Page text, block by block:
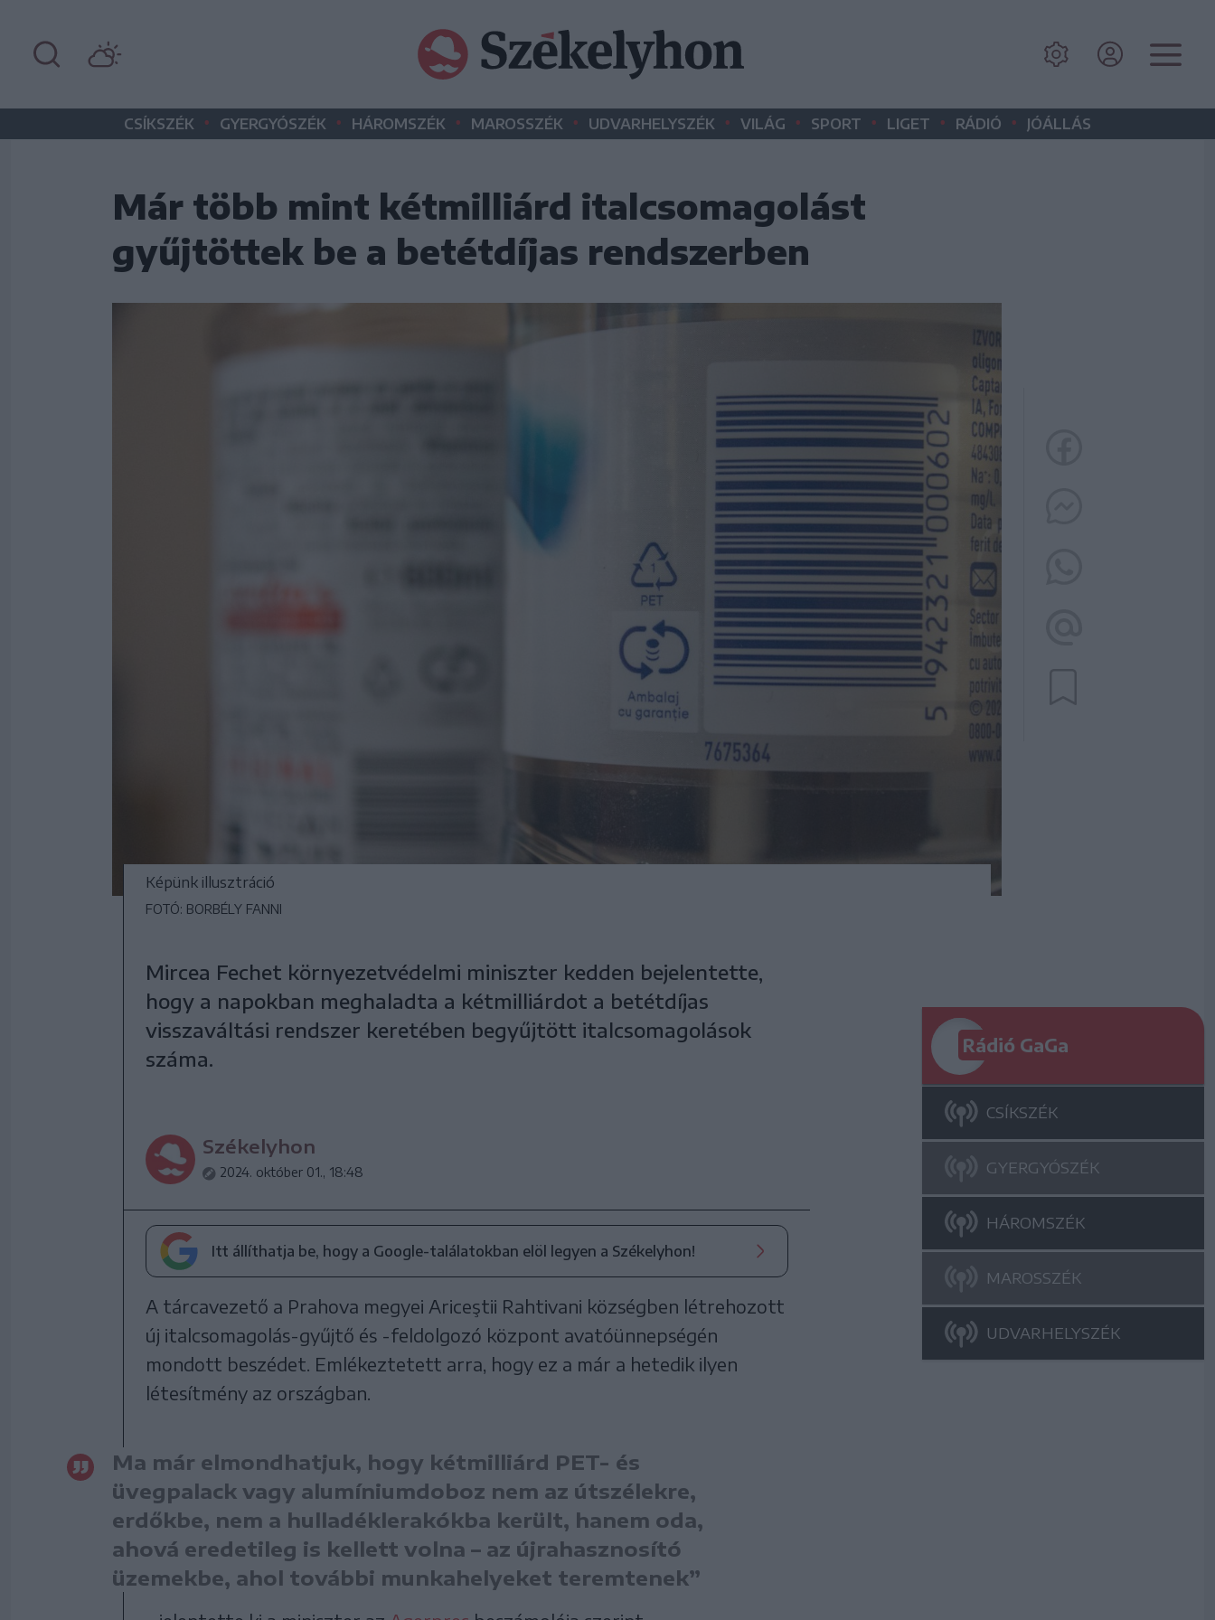
CSÍKSZÉK • GYERGYÓSZÉK • HÁROMSZÉK • MAROSSZÉK • UDVARHELYSZÉK • VILÁG • SPORT • LIGET • RÁDIÓ • JÓÁLLÁS
Már több mint kétmilliárd italcsomagolást
gyűjtöttek be a betétdíjas rendszerben
Képünk illusztráció
FOTÓ: BORBÉLY FANNI
Mircea Fechet környezetvédelmi miniszter kedden bejelentette,
hogy a napokban meghaladta a kétmilliárdot a betétdíjas
visszaváltási rendszer keretében begyűjtött italcsomagolások
száma.
Székelyhon
2024. október 01., 18:48
Itt állíthatja be, hogy a Google-találatokban elöl legyen a Székelyhon!
A tárcavezető a Prahova megyei Ariceştii Rahtivani községben létrehozott
új italcsomagolás-gyűjtő és -feldolgozó központ avatóünnepségén
mondott beszédet. Emlékeztetett arra, hogy ez a már a hetedik ilyen
létesítmény az országban.
Ma már elmondhatjuk, hogy kétmilliárd PET- és
üvegpalack vagy alumíniumdoboz nem az útszélekre,
erdőkbe, nem a hulladéklerakókba került, hanem oda,
ahová eredetileg is kellett volna – az újrahasznosító
üzemekbe, ahol további munkahelyeket teremtenek”
Rádió GaGa
CSÍKSZÉK
GYERGYÓSZÉK
HÁROMSZÉK
MAROSSZÉK
UDVARHELYSZÉK